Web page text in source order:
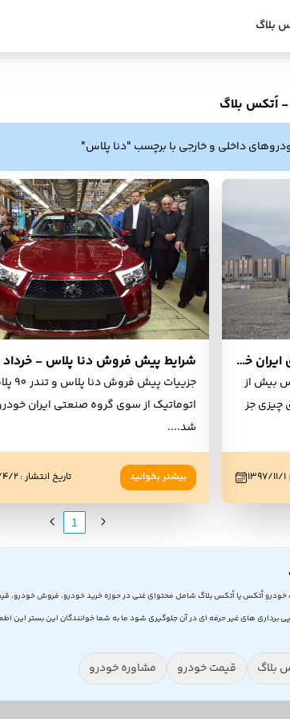
بلاگ
اُتکس بلاگ
داخلی و خارجی با برچسب "دنا پلاس"
بررسی دنا پلاس پروژه نیمه موفق ایران خودرو
بیش از
چیزی جز
: ۱۳۹۷/۱۱/۱
شرایط پیش فروش دنا پلاس - خرداد 96
جزییات پیش
اتوماتیک از سوی گروه صنعتی ایران
شد....
بیشتر بخوانید تاریخ انتشار:
1
اُتکس یا اُتکس بلاگ شامل محتوای غنی در حوزه خرید خودرو، فروش خودرو،
برداری های غیر حرفه ای در آن جلوگیری شود ما به شما خوانندگان این بستر این
بلاگ قیمت خودرو مشاوره خودرو